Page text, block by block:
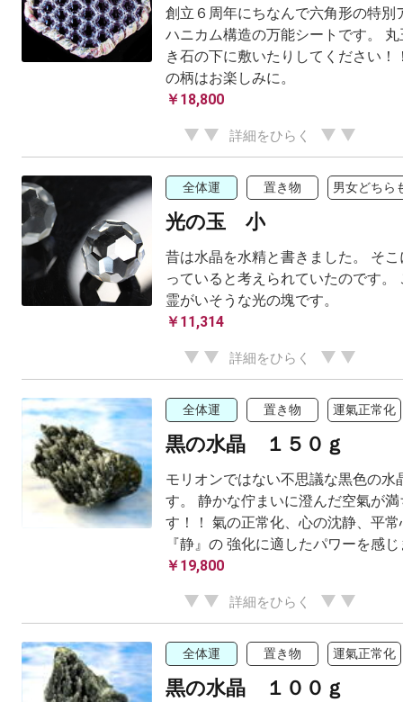
創立６周年にちなんで六角形の特別
ハニカム構造の万能シートです。
き石の下に敷いたりしてください！
の柄はお楽しみに。
￥18,800
詳細をひらく
全体運 置き物 男女どちら
光の玉 小
昔は水晶を水精と書きました。 そ
っていると考えられていたのです。
霊がいそうな光の塊です。
￥11,314
詳細をひらく
全体運 置き物 運氣正常化
黒の水晶 １５０ｇ
モリオンではない不思議な黒色の水
す。 静かな佇まいに澄んだ空氣が
す！！ 氣の正常化、心の沈静、平
『静』の 強化に適したパワーを感
￥19,800
詳細をひらく
全体運 置き物 運氣正常化
黒の水晶 １００ｇ